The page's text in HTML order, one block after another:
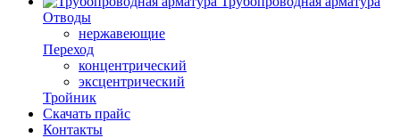
Отводы
нержавеющие
Переход
концентрический
эксцентрический
Тройник
Скачать прайс
Контакты